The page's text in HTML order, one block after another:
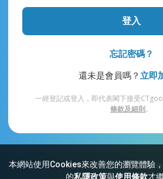
本網站使用Cookies來改善您的瀏覽體驗
的私隱政策與使用條款才
登入
忘記密碼？
還未是會員嗎？ 立即
一經登記或登入，即代表閣下接受
條款及細則。
網站索引 常見問題 私隱